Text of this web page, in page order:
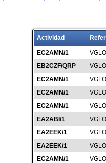
Actividad
EC2AMN/1
EB2CZF/QRP
EC2AMN/1
EC2AMN/1
EC2AMN/1
EA2ABI/1
EA2EEK/1
EA2EEK/1
EC2AMN/1